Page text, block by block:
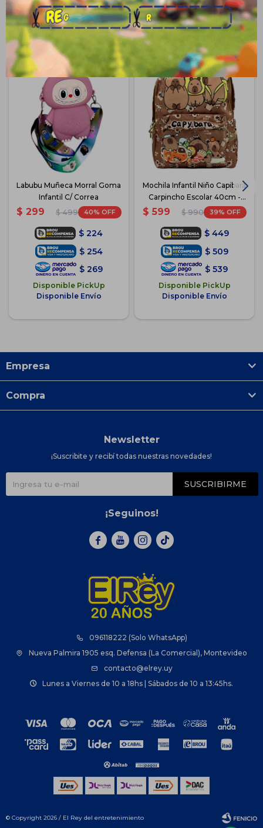
Productos que te pueden interesar
Labubu Muñeca Morral Goma
Infantil C/ Correa
$ 299 $ 499 40
$ 224
$ 254
$ 269
Disponible PickUp
Disponible Envío
Mochila Infantil Niño Capibara
Carpincho Escolar 40cm -
Marron
$ 599 $ 990 39
$ 449
$ 509
$ 539
Disponible PickUp
Disponible Envío
096118222 (Solo WhatsApp)
Nueva Palmira 1905 esq. Defensa (La Comercial), Montevideo
contacto@elrey.uy
Lunes a Viernes de 10 a 18hs | Sábados de 10 a 13:45hs.
Empresa
Compra
Newsletter
¡Suscribite y recibí todas nuestras novedades!
SUSCRIBIRME
¡Seguinos!
  
© Copyright 2026 / El Rey del entretenimiento